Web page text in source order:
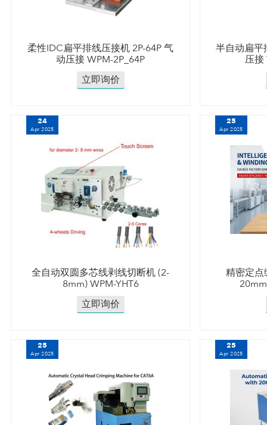
柔性IDC扁平排线压接机 2P-64P 气
动压接 WPM-2P_64P
立即询价
半自动扁平
压接
24
Apr 2025
全自动双圆多芯线剥线切断机 (2-
8mm) WPM-YHT6
立即询价
25
Apr 2025
精密定点
25
Apr 2025
25
Apr 2025